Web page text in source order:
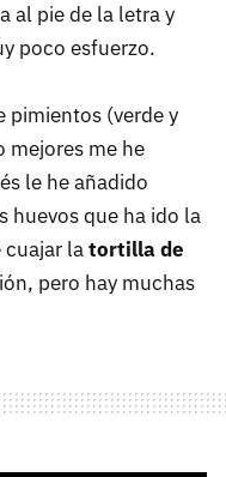
al pie de la letra y
poco esfuerzo.
pimientos (verde y
mejores me he
le he añadido
huevos que ha ido la
cuajar latortilla de
pero hay muchas